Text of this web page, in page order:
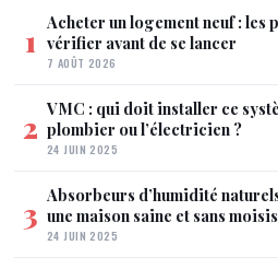
1 Acheter un logement neuf : les
vérifier avant de se lancer
7 AOÛT 2026
2 VMC : qui doit installer ce
plombier ou l’électricien ?
24 JUIN 2025
3 Absorbeurs d’humidité
une maison saine et sans
24 JUIN 2025